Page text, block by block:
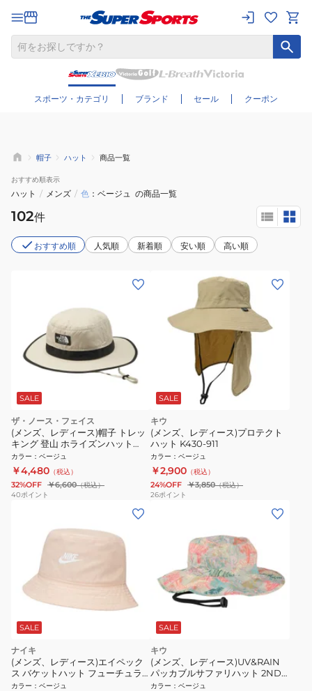
スポーツ・カテゴリ ブランド セール クーポン
さらに絞り込む
帽子 ハット 商品一覧
おすすめ順表示
ハット / メンズ / 色 ベージュ の商品一覧
102件
おすすめ順 人気順 新着順 安い順 高い順
SALE
ザ・ノース・フェイス
(メンズ、レディース)帽子 トレッ
キング 登山 ホライズンハット
NN42531 FK
カラー ： ベージュ
￥4,480 （税込）
32%OFF ￥6,600（税込）
40ポイント
SALE
キウ
(メンズ、レディース)プロテクト
ハット K430-911
カラー ： ベージュ
￥2,900 （税込）
24%OFF ￥3,850（税込）
26ポイント
SALE
ナイキ
(メンズ、レディース)エイペック
ス バケットハット フューチュラ
ウォッシュ加工 FB5381-838
カラー ： ベージュ
SALE
キウ
(メンズ、レディース)UV&RAIN
パッカブルサファリハット 2ND
K428-360
カラー ： ベージュ